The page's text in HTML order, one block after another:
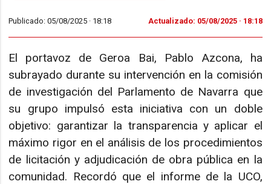
Publicado: 05/08/2025 · 18:18 Actualizado: 05/08/2025 · 18:18
El portavoz de Geroa Bai, Pablo Azcona, ha
subrayado durante su intervención en la comisión
de investigación del Parlamento de Navarra que
su grupo impulsó esta iniciativa con un doble
objetivo: garantizar la transparencia y aplicar el
máximo rigor en el análisis de los procedimientos
de licitación y adjudicación de obra pública en la
comunidad. Recordó que el informe de la UCO,